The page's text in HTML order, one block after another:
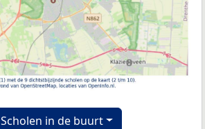
Scholen in de buurt